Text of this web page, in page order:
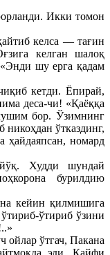
Икки томон
келса — тағин
келган шалоқ
шу ерга қадам
кетди. Ёпирай,
деса-чи! «Қаёққа
бор. Ўзимнинг
никоҳдан ўтказдинг,
ҳайдаяпсан, номард
Худди шундай
бурилдию
кейин қилмишига
ўтириб ўзини
ойлар ўтгач, Пакана
эди. Кайфи